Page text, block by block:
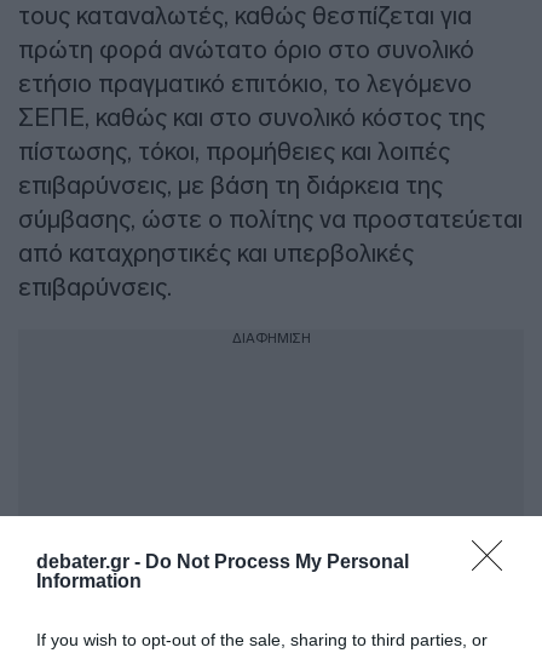
debater.gr - Do Not Process My Personal
Information
If you wish to opt-out of the sale, sharing to third parties, or
τους καταναλωτές, καθώς θεσπίζεται για
πρώτη φορά ανώτατο όριο στο συνολικό
ετήσιο πραγματικό επιτόκιο, το λεγόμενο
ΣΕΠΕ, καθώς και στο συνολικό κόστος της
πίστωσης, τόκοι, προμήθειες και λοιπές
επιβαρύνσεις, με βάση τη διάρκεια της
σύμβασης, ώστε ο πολίτης να προστατεύεται
από καταχρηστικές και υπερβολικές
επιβαρύνσεις.
ΔΙΑΦΗΜΙΣΗ